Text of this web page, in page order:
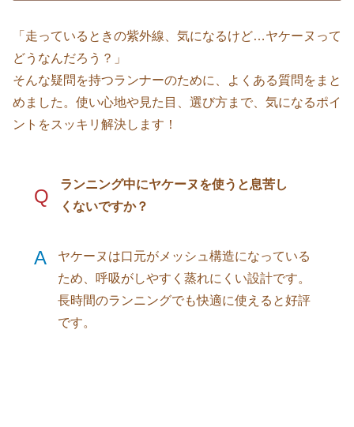
「走っているときの紫外線、気になるけど…ヤケーヌって
どうなんだろう？」
そんな疑問を持つランナーのために、よくある質問をまと
めました。使い心地や見た目、選び方まで、気になるポイ
ントをスッキリ解決します！
Q
ランニング中にヤケーヌを使うと息苦し
くないですか？
A
ヤケーヌは口元がメッシュ構造になっている
ため、呼吸がしやすく蒸れにくい設計です。
長時間のランニングでも快適に使えると好評
です。